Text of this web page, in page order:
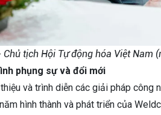
Chủ tịch Hội Tự động hóa Việt Nam
phụng sự và đổi mới
và trình diễn các giải pháp công
hình thành và phát triển của